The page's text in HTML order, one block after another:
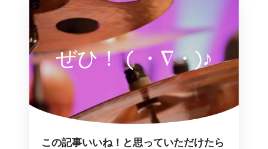
ぜひ！ ( ・∇・)♪
この記事いいね！と思っていただけたら